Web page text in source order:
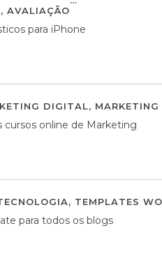
, AVALIAÇÃO
para iPhone
DIGITAL,
cursos online de Marketing
, TEMPLATES
para todos os blogs